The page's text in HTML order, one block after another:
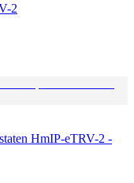
2
HmIP-eTRV-2 -